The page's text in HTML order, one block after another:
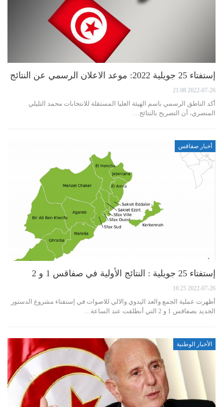
إستفتاء 25 جويلية 2022: موعد الاعلان الرسمي عن النتائج
2022-07-26 21:08
أكد الناطق الرسمي باسم الهيئة العليا المستقلة للانتخابات محمد التليلي
المنصري، أن التصريح بالنتائج…
أخبار صفاقس
إستفتاء 25 جويلية : النتائج الأولية في صفاقس 1 و 2
2022-07-26 16:25
أظهرت عملية الجمع والعد اليدوي والالي للاصوات في إستفتاء مشروع الدستور
الجديد بصفاقس 1 و 2 التي أنطلقت عند الساعة…
الأخبار الوطنية